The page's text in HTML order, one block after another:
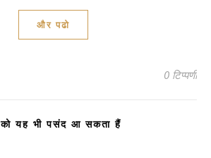
और पढो
0 टिप्पणी
यह भी पसंद आ सकता हैं